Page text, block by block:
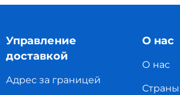
Управление
доставкой
Адрес за границей
О нас
О нас
Страны